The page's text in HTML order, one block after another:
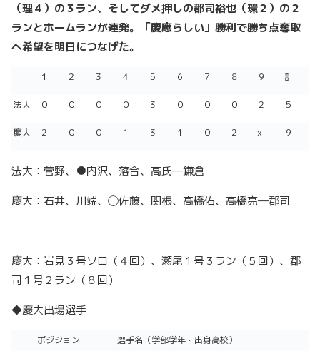
（理４）の３ラン、そしてダメ押しの郡司裕也（環２）の２
ランとホームランが連発。「慶應らしい」勝利で勝ち点奪取
へ希望を明日につなげた。
１ ２ ３ ４ ５ ６ ７ ８ ９ 計
法大 ０ ０ ０ ０ ３ ０ ０ ０ ２ ５
慶大 ２ ０ ０ １ ３ １ ０ ２ x ９
法大：菅野、●内沢、落合、高氏―鎌倉
慶大：石井、川端、◯佐藤、関根、髙橋佑、髙橋亮―郡司
慶大：岩見３号ソロ（４回）、瀬尾１号３ラン（５回）、郡
司１号２ラン（８回）
◆慶大出場選手
ポジション 選手名（学部学年・出身高校）